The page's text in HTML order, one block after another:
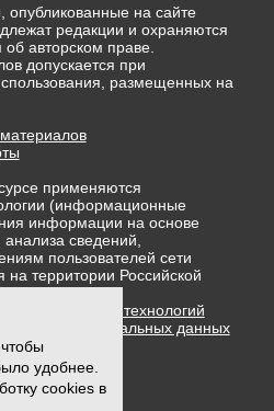
на сайте
редакции и охраняются
об авторском праве.
допускается при
размещенных на
применяются
(информационные
информации на основе
сведений,
пользователей сети
территории Российской
технологий
персональных данных
cookie
удобнее.
cookies в